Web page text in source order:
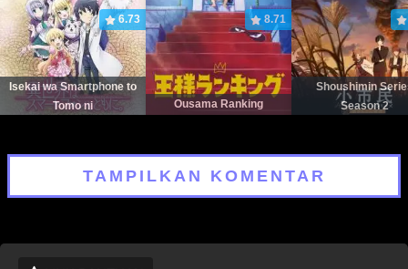
6.73
Isekai wa Smartphone to
Tomo ni
8.71
Ousama Ranking
Shoushimin
Season 2
TAMPILKAN KOMENTAR